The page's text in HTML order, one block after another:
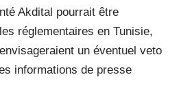
Akdital pourrait être
réglementaires en Tunisie,
un éventuel veto
informations de presse